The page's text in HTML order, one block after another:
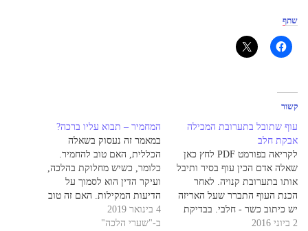
שתף
קשור
עוף שתובל בתערובת המכילה
אבקת חלב
לקריאה בפורמט PDF לחץ כאן
שאלה אדם הכין עוף בסיר ותיבל
אותו בתערובת קנויה. לאחר
הכנת העוף התברר שעל האריזה
יש כיתוב כשר - חלבי. בבדיקת
רשימת הרכיבים, נאמר
2 ביוני 2016
המחמיר – תבוא עליו ברכה?
במאמר זה נעסוק בשאלה
הכללית, האם טוב להחמיר.
כלומר, כשיש מחלוקת בהלכה,
ועיקר הדין הוא לסמוך על
הדיעות המקילות. האם זה טוב
להחמיר. חשוב להדגיש. כאשר
יש מחלוקת בהלכה, והמחלוקת
4 בינואר 2019
ב-"שערי הלכה"